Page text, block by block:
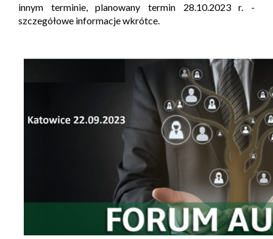
innym terminie, planowany termin 28.10.2023 r. -
szczegółowe informacje wkrótce.